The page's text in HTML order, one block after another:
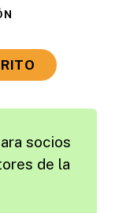
socios
de la